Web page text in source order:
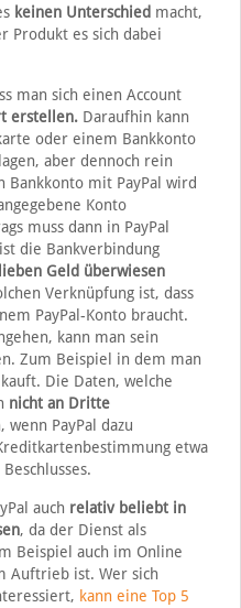
keinen Unterschied macht,
Produkt es sich dabei
man sich einen Account
erstellen.Daraufhin kann
oder einem Bankkonto
aber dennoch rein
mit PayPal wird
Konto
muss dann in PayPal
die Bankverbindung
Geld überwiesen
Verknüpfung ist, dass
PayPal-Konto braucht.
kann man sein
Zum Beispiel in dem man
Die Daten, welche
nicht an Dritte
PayPal dazu
etwa
auch relativ beliebt in
, da der Dienst als
Beispiel auch im Online
Auftrieb ist. Wer sich
kann eine Top 5